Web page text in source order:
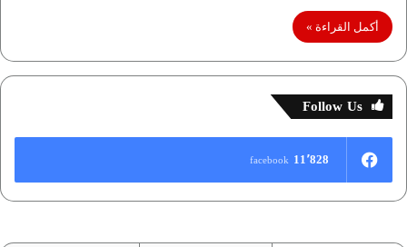
أكمل القراءة »
Follow Us
11٬828 facebook